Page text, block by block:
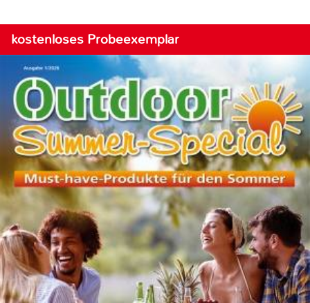
kostenloses Probeexemplar